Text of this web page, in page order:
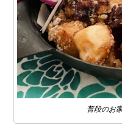
普段のお